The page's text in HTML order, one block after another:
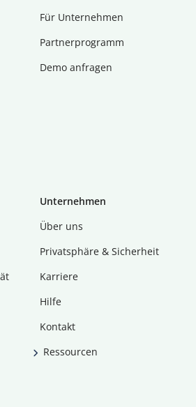
Für Unternehmen
Partnerprogramm
Demo anfragen
Unternehmen
Über uns
Privatsphäre & Sicherheit
Karriere
Hilfe
Kontakt
Ressourcen